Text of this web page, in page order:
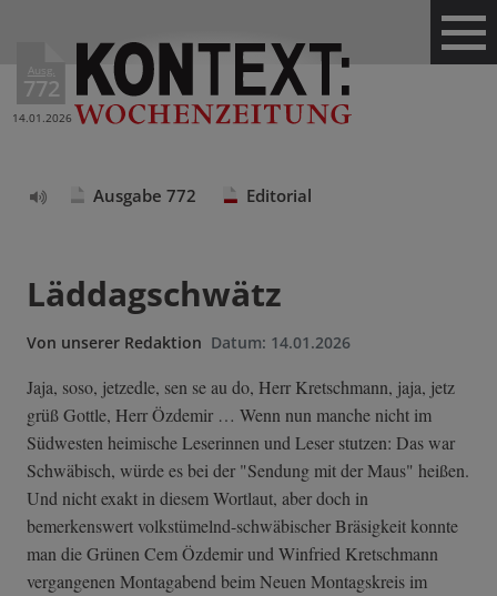
Ausg.
772
14.01.2026
Ausgabe 772 Editorial
Läddagschwätz
Von unserer Redaktion Datum: 14.01.2026
Jaja, soso, jetzedle, sen se au do, Herr Kretschmann, jaja, jetz
grüß Gottle, Herr Özdemir … Wenn nun manche nicht im
Südwesten heimische Leserinnen und Leser stutzen: Das war
Schwäbisch, würde es bei der "Sendung mit der Maus" heißen.
Und nicht exakt in diesem Wortlaut, aber doch in
bemerkenswert volkstümelnd-schwäbischer Bräsigkeit konnte
man die Grünen Cem Özdemir und Winfried Kretschmann
vergangenen Montagabend beim Neuen Montagskreis im